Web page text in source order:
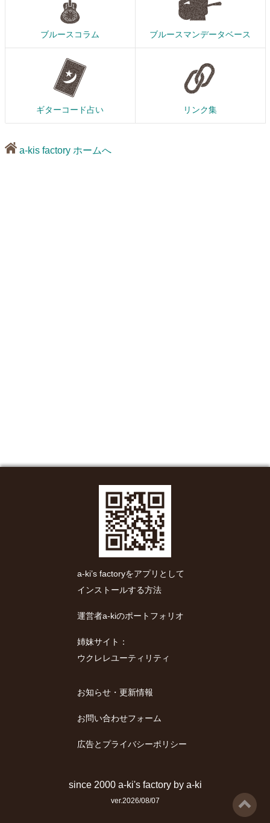
ブルースコラム ブルースマンデータベース
ギターコード占い リンク集
a-kis factory ホームへ
a-ki’s factoryをアプリとして
インストールする方法
運営者a-kiのポートフォリオ
姉妹サイト：
ウクレレユーティリティ
お知らせ・更新情報
お問い合わせフォーム
広告とプライバシーポリシー
since 2000 a-ki's factoryby a-ki
ver.2026/08/07